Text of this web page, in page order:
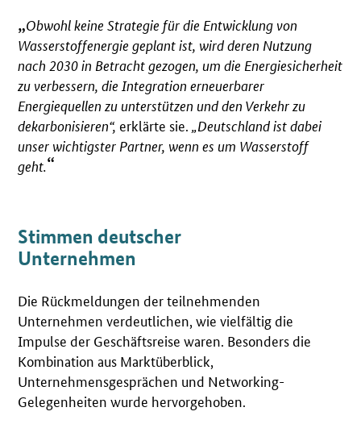
Obwohl keine Strategie für die Entwicklung von
Wasserstoffenergie geplant ist, wird deren Nutzung
nach 2030 in Betracht gezogen, um die Energiesicherheit
zu verbessern, die Integration erneuerbarer
Energiequellen zu unterstützen und den Verkehr zu
dekarbonisieren“, erklärte sie.
„Deutschland ist dabei
unser wichtigster Partner, wenn es um Wasserstoff
geht.
Stimmen deutscher
Unternehmen
Die Rückmeldungen der teilnehmenden
Unternehmen verdeutlichen, wie vielfältig die
Impulse der Geschäftsreise waren. Besonders die
Kombination aus Marktüberblick,
Unternehmensgesprächen und Networking-
Gelegenheiten wurde hervorgehoben.